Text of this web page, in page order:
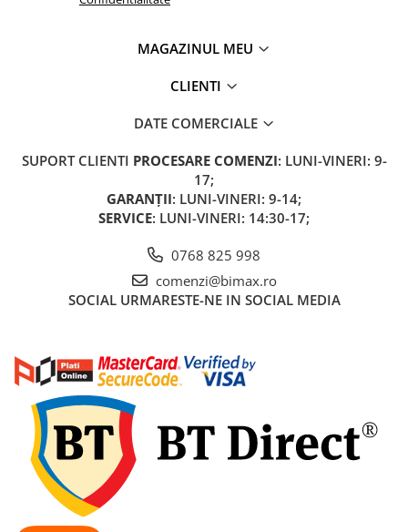
Piese Segway/NinebotMAGAZINUL MEU
CLIENTI
DATE COMERCIALE
SUPORT CLIENTI PROCESARE COMENZI: LUNI-VINERI: 9-
17;
GARANȚII: LUNI-VINERI: 9-14;
SERVICE: LUNI-VINERI: 14:30-17;
0768 825 998
comenzi@bimax.ro
SOCIAL URMARESTE-NE IN SOCIAL MEDIA